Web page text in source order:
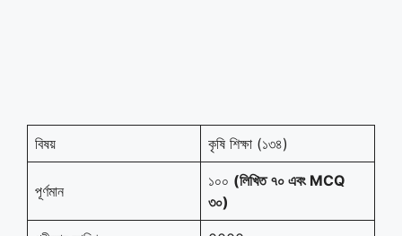
বিষয় কৃষি শিক্ষা (১৩৪)
পূর্ণমান
১০০ (লিখিত ৭০ এবং MCQ
৩০)